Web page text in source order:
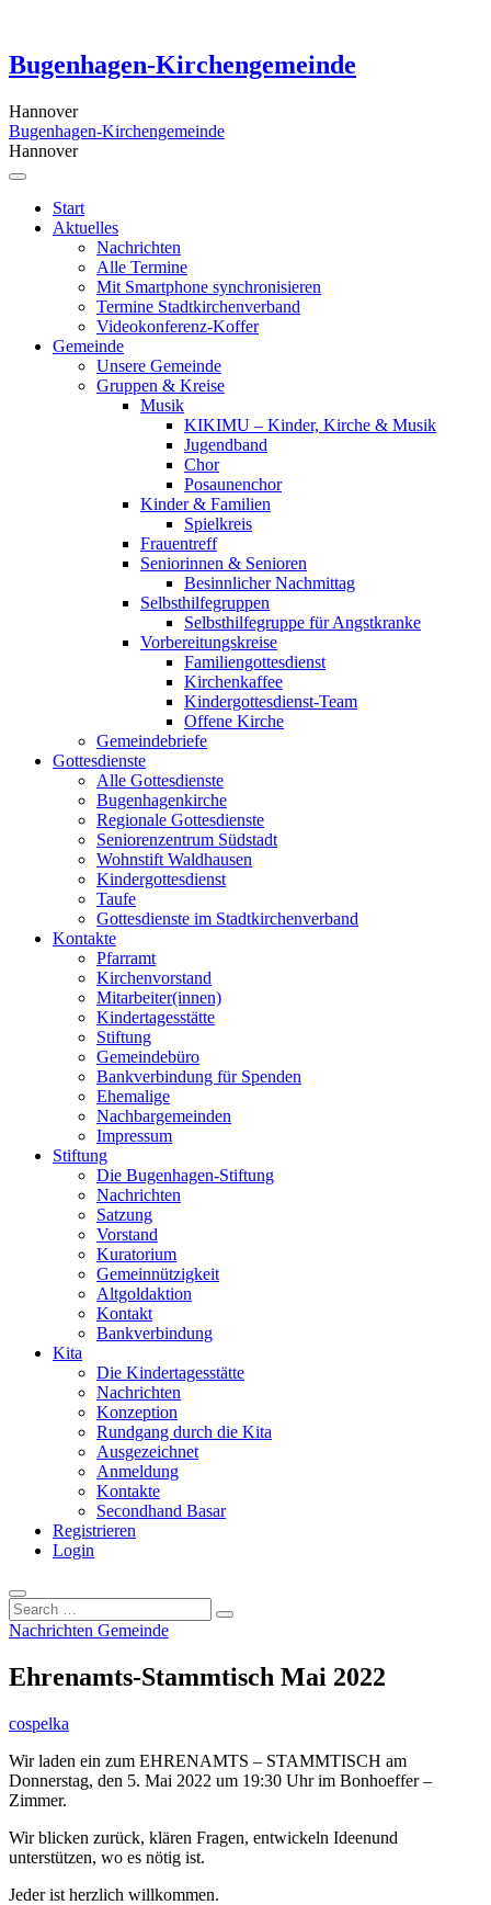
content
Bugenhagen-Kirchengemeinde
Hannover
Bugenhagen-Kirchengemeinde
Hannover
Start
Aktuelles
Nachrichten
Alle Termine
Mit Smartphone synchronisieren
Termine Stadtkirchenverband
Videokonferenz-Koffer
Gemeinde
Unsere Gemeinde
Gruppen & Kreise
Musik
KIKIMU – Kinder, Kirche & Musik
Jugendband
Chor
Posaunenchor
Kinder & Familien
Spielkreis
Frauentreff
Seniorinnen & Senioren
Besinnlicher Nachmittag
Selbsthilfegruppen
Selbsthilfegruppe für Angstkranke
Vorbereitungskreise
Familiengottesdienst
Kirchenkaffee
Kindergottesdienst-Team
Offene Kirche
Gemeindebriefe
Gottesdienste
Alle Gottesdienste
Bugenhagenkirche
Regionale Gottesdienste
Seniorenzentrum Südstadt
Wohnstift Waldhausen
Kindergottesdienst
Taufe
Gottesdienste im Stadtkirchenverband
Kontakte
Pfarramt
Kirchenvorstand
Mitarbeiter(innen)
Kindertagesstätte
Stiftung
Gemeindebüro
Bankverbindung für Spenden
Ehemalige
Nachbargemeinden
Impressum
Stiftung
Die Bugenhagen-Stiftung
Nachrichten
Satzung
Vorstand
Kuratorium
Gemeinnützigkeit
Altgoldaktion
Kontakt
Bankverbindung
Kita
Die Kindertagesstätte
Nachrichten
Konzeption
Rundgang durch die Kita
Ausgezeichnet
Anmeldung
Kontakte
Secondhand Basar
Registrieren
Login
Search
…
Nachrichten Gemeinde
Ehrenamts-Stammtisch Mai 2022
cospelka
Wir laden ein zum EHRENAMTS – STAMMTISCH am
Donnerstag, den 5. Mai 2022 um 19:30 Uhr im Bonhoeffer –
Zimmer.
Wir blicken zurück, klären Fragen, entwickeln Ideenund
unterstützen, wo es nötig ist.
Jeder ist herzlich willkommen.